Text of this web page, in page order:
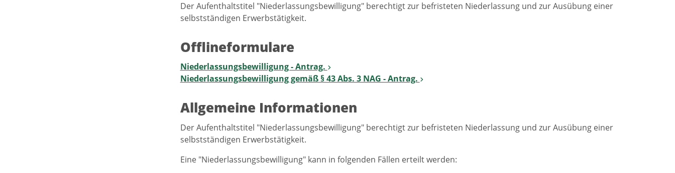
Der Aufenthaltstitel "Niederlassungsbewilligung" berechtigt zur befristeten Niederlassung und zur Ausübung einer
selbstständigen Erwerbstätigkeit.
Offlineformulare
Niederlassungsbewilligung - Antrag.
Niederlassungsbewilligung gemäß § 43 Abs. 3 NAG - Antrag.
Allgemeine Informationen
Der Aufenthaltstitel "Niederlassungsbewilligung" berechtigt zur befristeten Niederlassung und zur Ausübung einer
selbstständigen Erwerbstätigkeit.
Eine "Niederlassungsbewilligung" kann in folgenden Fällen erteilt werden: